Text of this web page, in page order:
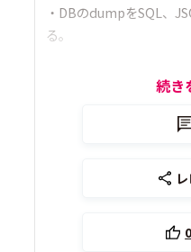
・DBのdumpをSQL、
る。
続き
0